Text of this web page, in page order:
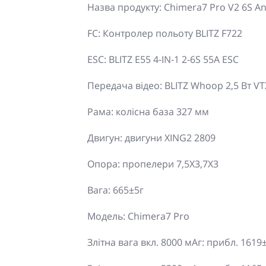
Назва продукту: Chimera7 Pro V2 6S
FC: Контролер польоту BLITZ F722
ESC: BLITZ E55 4-IN-1 2-6S 55A ESC
Передача відео: BLITZ Whoop 2,5 Вт
Рама: колісна база 327 мм
Двигун: двигуни XING2 2809
Опора: пропелери 7,5X3,7X3
Вага: 665±5г
Модель: Chimera7 Pro
Злітна вага вкл. 8000 мАг: прибл.